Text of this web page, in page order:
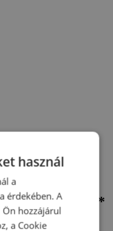
Kotelnica ***
Bania
használ
a
érdekében. A
hozzájárul
a Cookie